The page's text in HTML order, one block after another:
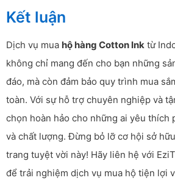
Kết luận
Dịch vụ mua hộ hàng Cotton Ink từ
không chỉ mang đến cho bạn những
đáo, mà còn đảm bảo quy trình mua
toàn. Với sự hỗ trợ chuyên nghiệp và
chọn hoàn hảo cho những ai yêu thích
và chất lượng. Đừng bỏ lỡ cơ hội sở
trang tuyệt vời này! Hãy liên hệ với
để trải nghiệm dịch vụ mua hộ tiện lợi